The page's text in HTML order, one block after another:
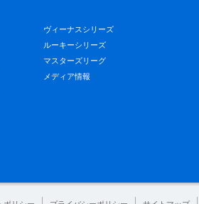
ヴィーナスシリーズ
ルーキーシリーズ
マスターズリーグ
メディア情報